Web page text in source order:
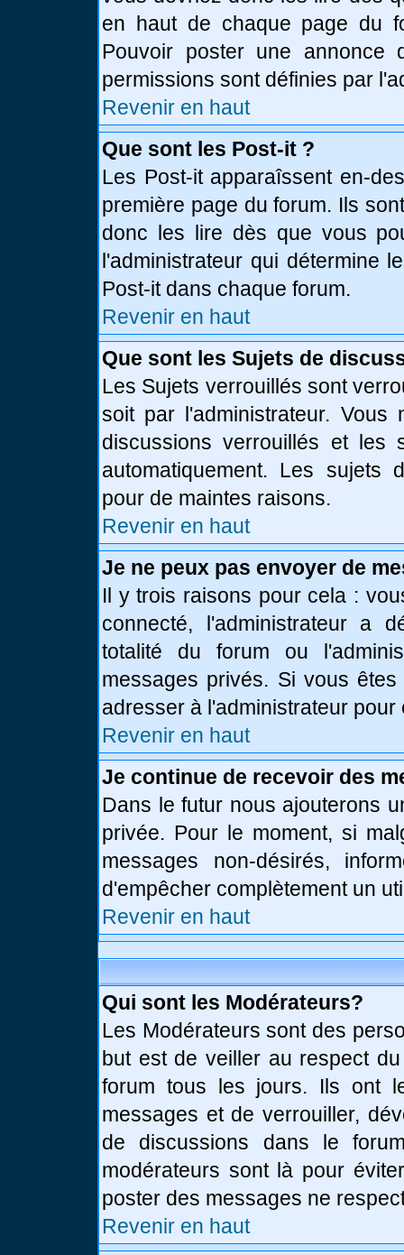
en haut de chaque page du
Pouvoir poster une annonce
permissions sont définies par
Revenir en haut
Que sont les Post-it ?
Les Post-it apparaîssent en-
première page du forum. Ils
donc les lire dès que vous
l'administrateur qui détermine
Post-it dans chaque forum.
Revenir en haut
Que sont les Sujets de
Les Sujets verrouillés sont
soit par l'administrateur.
discussions verrouillés et les
automatiquement. Les sujets
pour de maintes raisons.
Revenir en haut
Je ne peux pas envoyer de
Il y trois raisons pour cela :
connecté, l'administrateur a
totalité du forum ou
messages privés. Si vous
adresser à l'administrateur
Revenir en haut
Je continue de recevoir des
Dans le futur nous ajouterons
privée. Pour le moment, si
messages non-désirés,
d'empêcher complètement un
Revenir en haut
Qui sont les Modérateurs?
Les Modérateurs sont des
but est de veiller au respect
forum tous les jours. Ils ont
messages et de verrouiller,
de discussions dans le
modérateurs sont là pour
poster des messages ne
Revenir en haut